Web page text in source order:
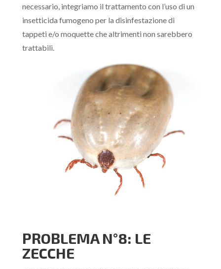
necessario, integriamo il trattamento con l’uso di un
insetticida fumogeno per la disinfestazione di
tappeti e/o moquette che altrimenti non sarebbero
trattabili.
PROBLEMA N°8: LE
ZECCHE